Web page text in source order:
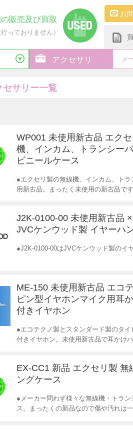
販売及び買取
っておりません）
お
アクセサリ メ
セサリー一覧
WP001 未使用新古品 エク
機、インカム、トランシー
ビニールケース
●エクセリ製の無線機、インカム、ト
用新古品。まったく未使用の新古品で
J2K-0100-00 未使用新古品
JVCケンウッド製 イヤーハ
●J2K-0100-00はJVCケンウッド製のイ
ME-150 未使用新古品 エコ
ピン型イヤホンマイク用耳
付きイヤホン
●エコテクノ製とスタンダード製のタ
付きイヤホン。未使用新古品で耳かけ
EX-CC1 新品 エクセリ製 無
ングケース
●メーカー問わず様々な無線機・トラ
ス。まったくの新品なので傷や汚れは